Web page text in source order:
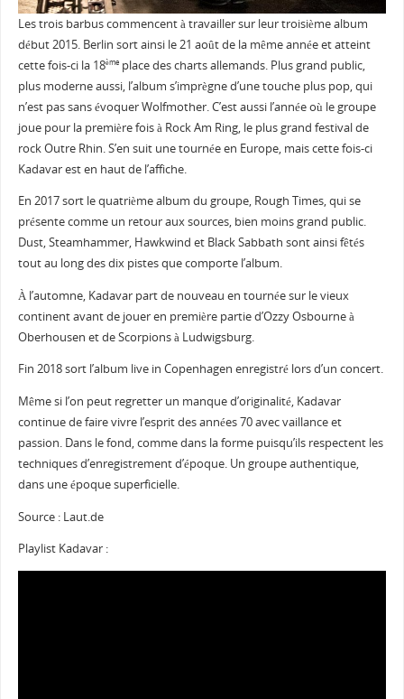
Les trois barbus commencent à travailler sur leur troisième album
début 2015. Berlin sort ainsi le 21 août de la même année et atteint
cette fois-ci la 18èmeplace des charts allemands. Plus grand public,
plus moderne aussi, l’album s’imprègne d’une touche plus pop, qui
n’est pas sans évoquer Wolfmother. C’est aussi l’année où le groupe
joue pour la première fois à Rock Am Ring, le plus grand festival de
rock Outre Rhin. S’en suit une tournée en Europe, mais cette fois-ci
Kadavar est en haut de l’affiche.
En 2017 sort le quatrième album du groupe, Rough Times, qui se
présente comme un retour aux sources, bien moins grand public.
Dust, Steamhammer, Hawkwind et Black Sabbath sont ainsi fêtés
tout au long des dix pistes que comporte l’album.
À l’automne, Kadavar part de nouveau en tournée sur le vieux
continent avant de jouer en première partie d’Ozzy Osbourne à
Oberhousen et de Scorpions à Ludwigsburg.
Fin 2018 sort l’album live in Copenhagen enregistré lors d’un concert.
Même si l’on peut regretter un manque d’originalité, Kadavar
continue de faire vivre l’esprit des années 70 avec vaillance et
passion. Dans le fond, comme dans la forme puisqu’ils respectent les
techniques d’enregistrement d’époque. Un groupe authentique,
dans une époque superficielle.
Source : Laut.de
Playlist Kadavar :